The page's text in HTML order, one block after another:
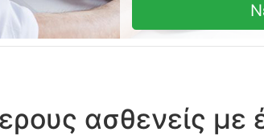
ασθενείς